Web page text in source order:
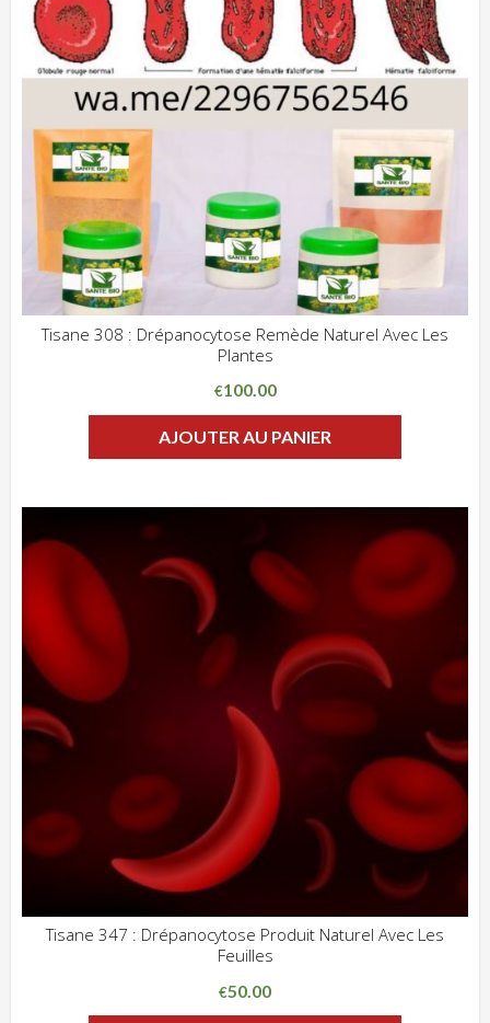
Tisane 308 : Drépanocytose Remède Naturel Avec Les
Plantes
€100.00
AJOUTER AU PANIER
Tisane 347 : Drépanocytose Produit Naturel Avec Les
Feuilles
€50.00